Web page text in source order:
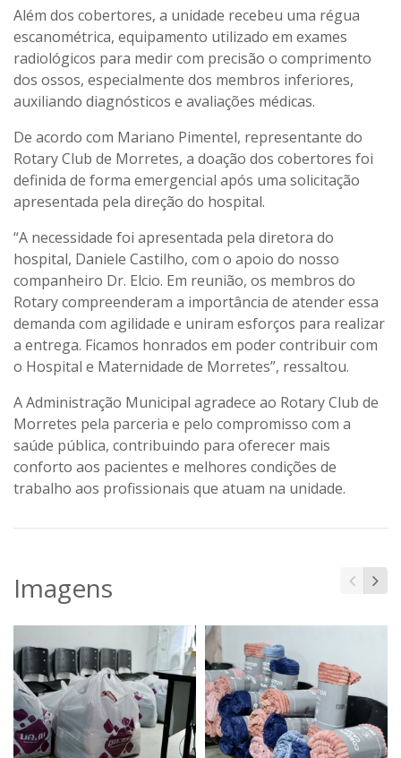
Além dos cobertores, a unidade recebeu uma régua
escanométrica, equipamento utilizado em exames
radiológicos para medir com precisão o comprimento
dos ossos, especialmente dos membros inferiores,
auxiliando diagnósticos e avaliações médicas.
De acordo com Mariano Pimentel, representante do
Rotary Club de Morretes, a doação dos cobertores foi
definida de forma emergencial após uma solicitação
apresentada pela direção do hospital.
“A necessidade foi apresentada pela diretora do
hospital, Daniele Castilho, com o apoio do nosso
companheiro Dr. Elcio. Em reunião, os membros do
Rotary compreenderam a importância de atender essa
demanda com agilidade e uniram esforços para realizar
a entrega. Ficamos honrados em poder contribuir com
o Hospital e Maternidade de Morretes”, ressaltou.
A Administração Municipal agradece ao Rotary Club de
Morretes pela parceria e pelo compromisso com a
saúde pública, contribuindo para oferecer mais
conforto aos pacientes e melhores condições de
trabalho aos profissionais que atuam na unidade.
Imagens